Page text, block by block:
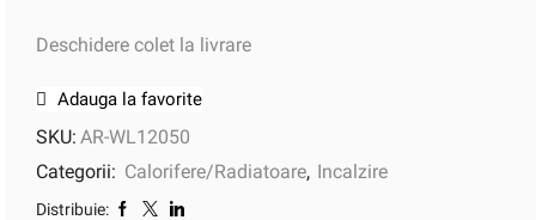
Deschidere colet la livrare
Adauga la favorite
SKU: AR-WL12050
Categorii: Calorifere/Radiatoare, Incalzire
Distribuie: